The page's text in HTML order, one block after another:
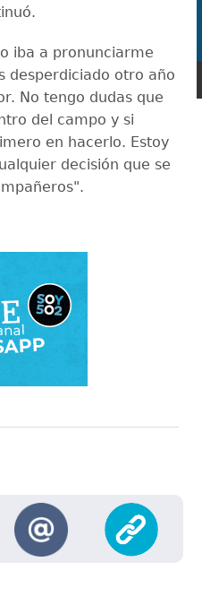
iba a pronunciarme
desperdiciado otro año
No tengo dudas que
del campo y si
en hacerlo. Estoy
decisión que se